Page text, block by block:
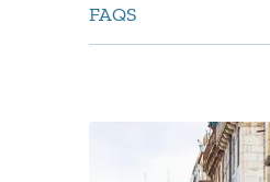
FAQS